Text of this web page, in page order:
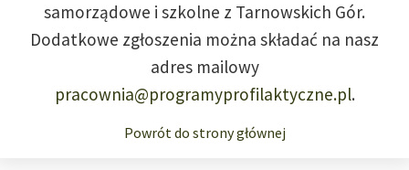
samorządowe i szkolne z Tarnowskich Gór.
Dodatkowe zgłoszenia można składać na nasz
adres mailowy
pracownia@programyprofilaktyczne.pl.
Powrót do strony głównej